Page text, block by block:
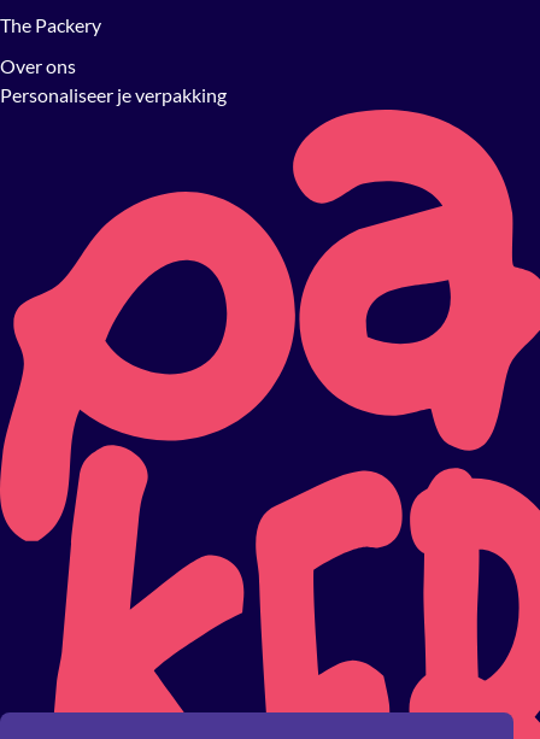
The Packery
Over ons
Personaliseer je verpakking